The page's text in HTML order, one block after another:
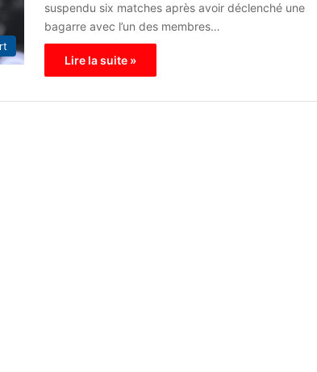
suspendu six matches après avoir déclenché une
bagarre avec l’un des membres…
Lire la suite »